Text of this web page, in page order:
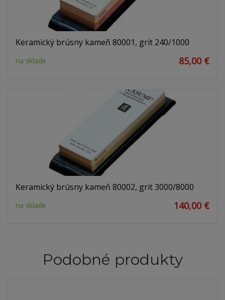
Keramický brúsny kameň 80001, grit 240/1000
na sklade 85,00 €
Keramický brúsny kameň 80002, grit 3000/8000
na sklade 140,00 €
Podobné produkty